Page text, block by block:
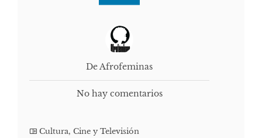
De Afrofeminas
No hay comentarios
Cultura, Cine y Televisión